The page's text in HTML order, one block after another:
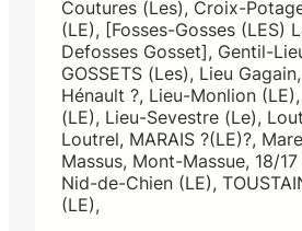
Coutures (Les), Croix-
(LE), [Fosses-Gosses (LES)
Defosses Gosset], Gentil-
GOSSETS (Les), Lieu
Hénault ?, Lieu-Monlion (LE),
(LE), Lieu-Sevestre (Le),
Loutrel, MARAIS ?(LE)?,
Massus, Mont-Massue, 18/
Nid-de-Chien (LE),
(LE),